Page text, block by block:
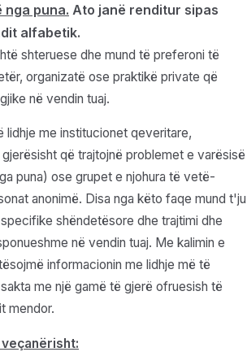
puna. Ato janë renditur sipas
alfabetik.
shteruese dhe mund të preferoni të
organizatë ose praktikë private që
në vendin tuaj.
lidhje me institucionet qeveritare,
që trajtojnë problemet e varësisë
puna) ose grupet e njohura të vetë-
anonimë. Disa nga këto faqe mund t'ju
shëndetësore dhe trajtimi dhe
në vendin tuaj. Me kalimin e
informacionin me lidhje më të
me një gamë të gjerë ofruesish të
mendor.